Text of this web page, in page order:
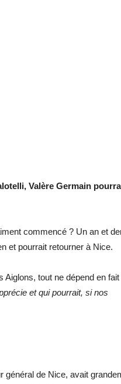
Valère Germain
commencé ? Un an et
et pourrait retourner à Nice.
Aiglons, tout ne dépend en fait
et qui pourrait, si nos
général de Nice, avait